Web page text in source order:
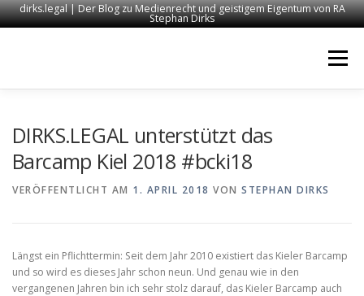
dirks.legal | Der Blog zu Medienrecht und geistigem Eigentum von RA
Stephan Dirks
Menü
DIRKS.LEGAL unterstützt das
Barcamp Kiel 2018 #bcki18
VERÖFFENTLICHT AM 1. APRIL 2018 VON STEPHAN DIRKS
Längst ein Pflichttermin: Seit dem Jahr 2010 existiert das Kieler Barcamp
und so wird es dieses Jahr schon neun. Und genau wie in den
vergangenen Jahren bin ich sehr stolz darauf, das Kieler Barcamp auch